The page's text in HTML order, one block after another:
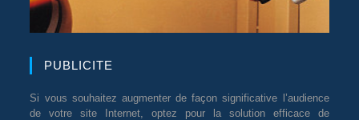
PUBLICITE
Si vous souhaitez augmenter de façon significative l’audience
de votre site Internet, optez pour la solution efficace de